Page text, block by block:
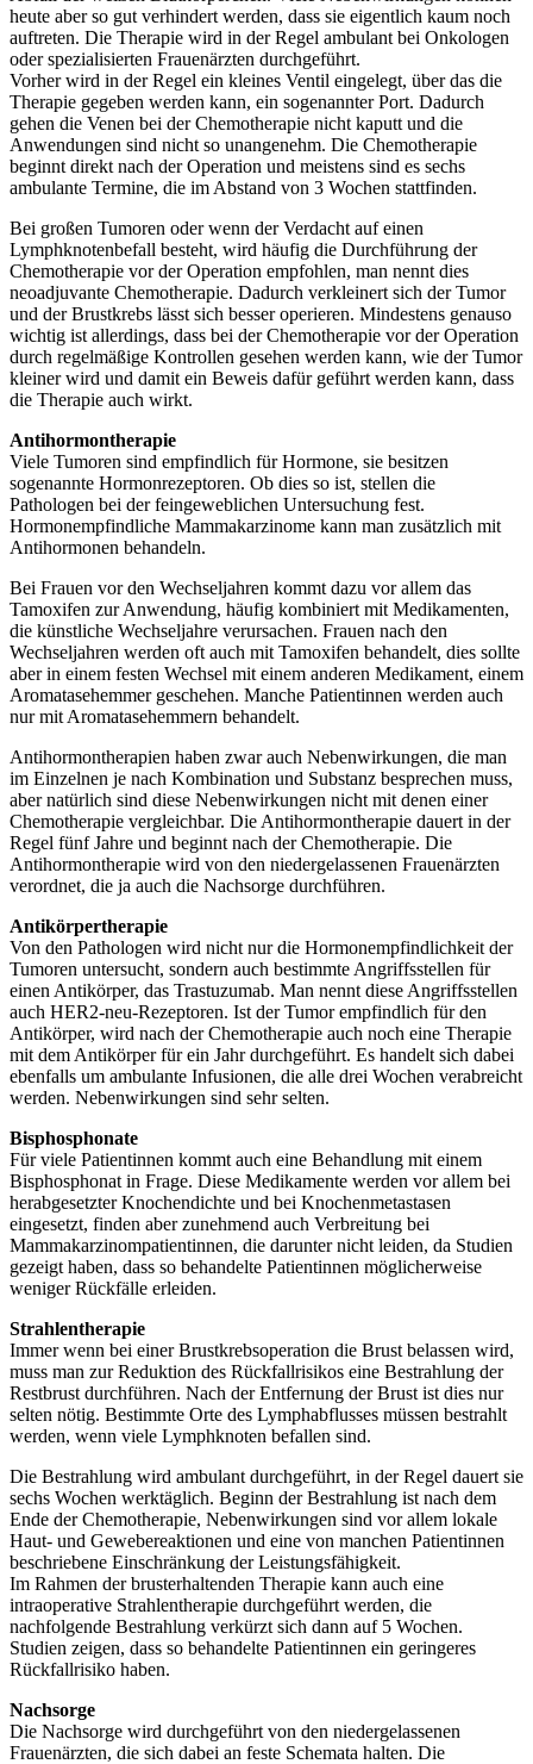
heute aber so gut verhindert werden, dass sie eigentlich kaum noch
auftreten. Die Therapie wird in der Regel ambulant bei Onkologen
oder spezialisierten Frauenärzten durchgeführt.
Vorher wird in der Regel ein kleines Ventil eingelegt, über das die
Therapie gegeben werden kann, ein sogenannter Port. Dadurch
gehen die Venen bei der Chemotherapie nicht kaputt und die
Anwendungen sind nicht so unangenehm. Die Chemotherapie
beginnt direkt nach der Operation und meistens sind es sechs
ambulante Termine, die im Abstand von 3 Wochen stattfinden.
Bei großen Tumoren oder wenn der Verdacht auf einen
Lymphknotenbefall besteht, wird häufig die Durchführung der
Chemotherapie vor der Operation empfohlen, man nennt dies
neoadjuvante Chemotherapie. Dadurch verkleinert sich der Tumor
und der Brustkrebs lässt sich besser operieren. Mindestens genauso
wichtig ist allerdings, dass bei der Chemotherapie vor der Operation
durch regelmäßige Kontrollen gesehen werden kann, wie der Tumor
kleiner wird und damit ein Beweis dafür geführt werden kann, dass
die Therapie auch wirkt.
Antihormontherapie
Viele Tumoren sind empfindlich für Hormone, sie besitzen
sogenannte Hormonrezeptoren. Ob dies so ist, stellen die
Pathologen bei der feingeweblichen Untersuchung fest.
Hormonempfindliche Mammakarzinome kann man zusätzlich mit
Antihormonen behandeln.
Bei Frauen vor den Wechseljahren kommt dazu vor allem das
Tamoxifen zur Anwendung, häufig kombiniert mit Medikamenten,
die künstliche Wechseljahre verursachen. Frauen nach den
Wechseljahren werden oft auch mit Tamoxifen behandelt, dies sollte
aber in einem festen Wechsel mit einem anderen Medikament, einem
Aromatasehemmer geschehen. Manche Patientinnen werden auch
nur mit Aromatasehemmern behandelt.
Antihormontherapien haben zwar auch Nebenwirkungen, die man
im Einzelnen je nach Kombination und Substanz besprechen muss,
aber natürlich sind diese Nebenwirkungen nicht mit denen einer
Chemotherapie vergleichbar. Die Antihormontherapie dauert in der
Regel fünf Jahre und beginnt nach der Chemotherapie. Die
Antihormontherapie wird von den niedergelassenen Frauenärzten
verordnet, die ja auch die Nachsorge durchführen.
Antikörpertherapie
Von den Pathologen wird nicht nur die Hormonempfindlichkeit der
Tumoren untersucht, sondern auch bestimmte Angriffsstellen für
einen Antikörper, das Trastuzumab. Man nennt diese Angriffsstellen
auch HER2-neu-Rezeptoren. Ist der Tumor empfindlich für den
Antikörper, wird nach der Chemotherapie auch noch eine Therapie
mit dem Antikörper für ein Jahr durchgeführt. Es handelt sich dabei
ebenfalls um ambulante Infusionen, die alle drei Wochen verabreicht
werden. Nebenwirkungen sind sehr selten.
Bisphosphonate
Für viele Patientinnen kommt auch eine Behandlung mit einem
Bisphosphonat in Frage. Diese Medikamente werden vor allem bei
herabgesetzter Knochendichte und bei Knochenmetastasen
eingesetzt, finden aber zunehmend auch Verbreitung bei
Mammakarzinompatientinnen, die darunter nicht leiden, da Studien
gezeigt haben, dass so behandelte Patientinnen möglicherweise
weniger Rückfälle erleiden.
Strahlentherapie
Immer wenn bei einer Brustkrebsoperation die Brust belassen wird,
muss man zur Reduktion des Rückfallrisikos eine Bestrahlung der
Restbrust durchführen. Nach der Entfernung der Brust ist dies nur
selten nötig. Bestimmte Orte des Lymphabflusses müssen bestrahlt
werden, wenn viele Lymphknoten befallen sind.
Die Bestrahlung wird ambulant durchgeführt, in der Regel dauert sie
sechs Wochen werktäglich. Beginn der Bestrahlung ist nach dem
Ende der Chemotherapie, Nebenwirkungen sind vor allem lokale
Haut- und Gewebereaktionen und eine von manchen Patientinnen
beschriebene Einschränkung der Leistungsfähigkeit.
Im Rahmen der brusterhaltenden Therapie kann auch eine
intraoperative Strahlentherapie durchgeführt werden, die
nachfolgende Bestrahlung verkürzt sich dann auf 5 Wochen.
Studien zeigen, dass so behandelte Patientinnen ein geringeres
Rückfallrisiko haben.
Nachsorge
Die Nachsorge wird durchgeführt von den niedergelassenen
Frauenärzten, die sich dabei an feste Schemata halten. Die